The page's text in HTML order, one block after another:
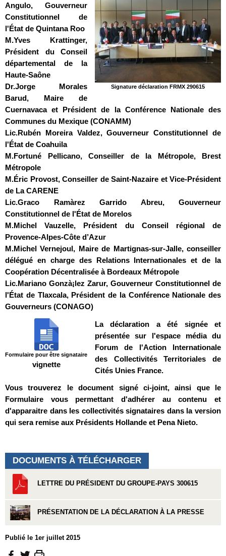
Signature déclaration FRMX 290615
Angulo, Gouverneur
Constitutionnel de
l'État de Quintana Roo
M.Yves Krattinger,
Président du Conseil
départemental de la
Haute-Saône
Dr.Jorge Morales
Barud, Maire de
Cuernavaca et Président de la Conférence Nationale des
Communes du Mexique (CONAMM)
Lic.Rubén Moreira Valdez, Gouverneur Constitutionnel de
l'État de Coahuila
M.Fortuné Pellicano, Conseiller de la Métropole, Brest
Métropole
M.Éric Provost, Conseiller de Saint-Nazaire et Vice-Président
de La CARENE
Lic.Graco Ramà­rez Garrido Abreu, Gouverneur
Constitutionnel de l'État de Morelos
M.Michel Vauzelle, Président du Conseil régional de
Provence-Alpes-Côte d’Azur
M.Michel Vernejoul, Maire de Martignas-sur-Jalle, conseiller
délégué en charge des Relations Internationales et de la
Coopération Décentralisée à Bordeaux Métropole
Lic.Mariano Gonzà¡lez Zarur, Gouverneur Constitutionnel de
l'État de Tlaxcala, Président de la Conférence Nationale des
Gouverneurs (CONAGO)
Formulaire pour être signataire
vignette
La déclaration a été signée et
présentée sur l'espace média du
Forum de l'Action Internationale
des Collectivités Territoriales de
Cités Unies France.
Vous trouverez le document signé ci-joint, ainsi que le
Formulaire vous permettant d'adhérer au contenu et
d'apparaitre dans les collectivités signataires dans la version
qui sera remise aux Présidents Hollande et Pena Nieto.
DOCUMENTS À TÉLÉCHARGER
LETTRE DU PRÉSIDENT DU GROUPE-PAYS 300615
PRÉSENTATION DE LA DÉCLARATION À LA PRESSE
Publié le 1er juillet 2015